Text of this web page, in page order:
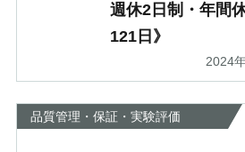
週休2日制・年間
121日》
2024
品質管理・保証・実験評価